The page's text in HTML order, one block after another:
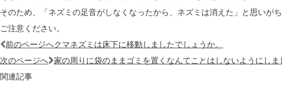
そのため、「ネズミの足音がしなくなったから、ネズミは消えた」と思いが
ご注意ください。
投
稿
ナ
前のページへクマネズミは床下に移動しましたでしょうか。
次のページへ
家の周りに袋のままゴミを置くなんてことはしないようにしま
関連記事